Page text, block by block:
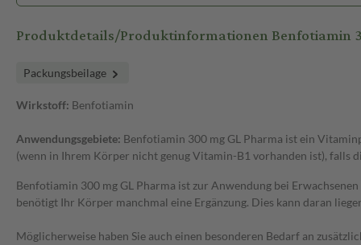
Produktdetails/Produktinformationen Benfotiamin
Packungsbeilage
Wirkstoff: Benfotiamin
Anwendungsgebiete: Benfotiamin 300 mg GL Pharma ist ein
(wenn in Ihrem Körper nicht genug Vitamin-B1 vorhanden ist), falls
Benfotiamin 300 mg GL Pharma ist zur Anwendung bei
benötigt Ihr Körper manchmal eine Ergänzung. Dies kann daran
Möglicherweise haben Sie auch einen besonderen Bedarf an